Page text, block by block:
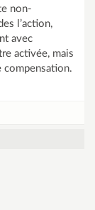
non-
l’action,
avec
activée, mais
compensation.